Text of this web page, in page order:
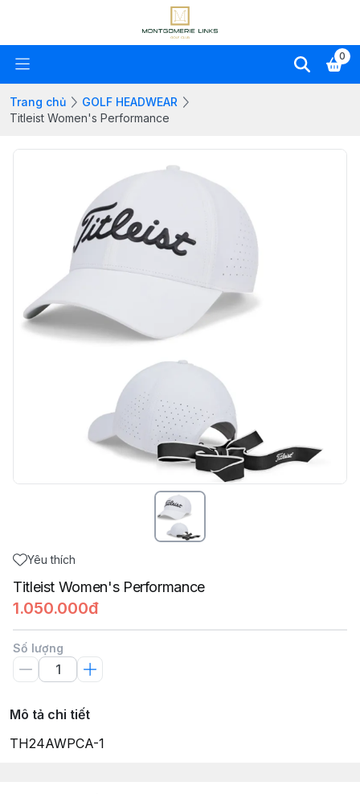
0
Trang chủ
GOLF HEADWEAR
Titleist Women's Performance
Yêu thích
Titleist Women's Performance
1.050.000đ
Số lượng
Mô tả chi tiết
TH24AWPCA-1